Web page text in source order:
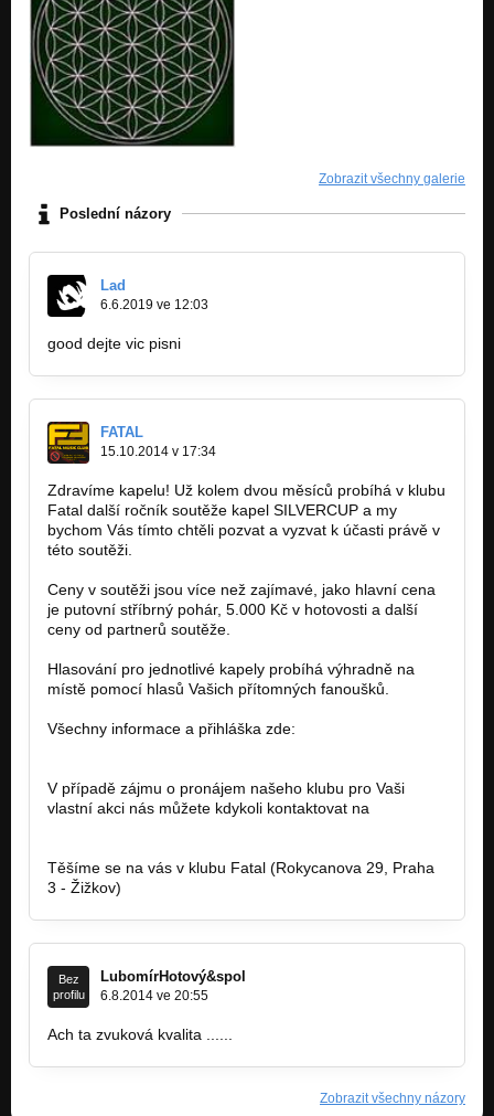
Zobrazit všechny galerie
Poslední názory
Lad
6.6.2019 ve 12:03
good dejte vic pisni
FATAL
15.10.2014 v 17:34
Zdravíme kapelu! Už kolem dvou měsíců probíhá v klubu
Fatal další ročník soutěže kapel SILVERCUP a my
bychom Vás tímto chtěli pozvat a vyzvat k účasti právě v
této soutěži.
Ceny v soutěži jsou více než zajímavé, jako hlavní cena
je putovní stříbrný pohár, 5.000 Kč v hotovosti a další
ceny od partnerů soutěže.
Hlasování pro jednotlivé kapely probíhá výhradně na
místě pomocí hlasů Vašich přítomných fanoušků.
Všechny informace a přihláška zde:
V případě zájmu o pronájem našeho klubu pro Vaši
vlastní akci nás můžete kdykoli kontaktovat na
Těšíme se na vás v klubu Fatal (Rokycanova 29, Praha
3 - Žižkov)
Bez
profilu
LubomírHotový&spol
6.8.2014 ve 20:55
Ach ta zvuková kvalita ......
Zobrazit všechny názory